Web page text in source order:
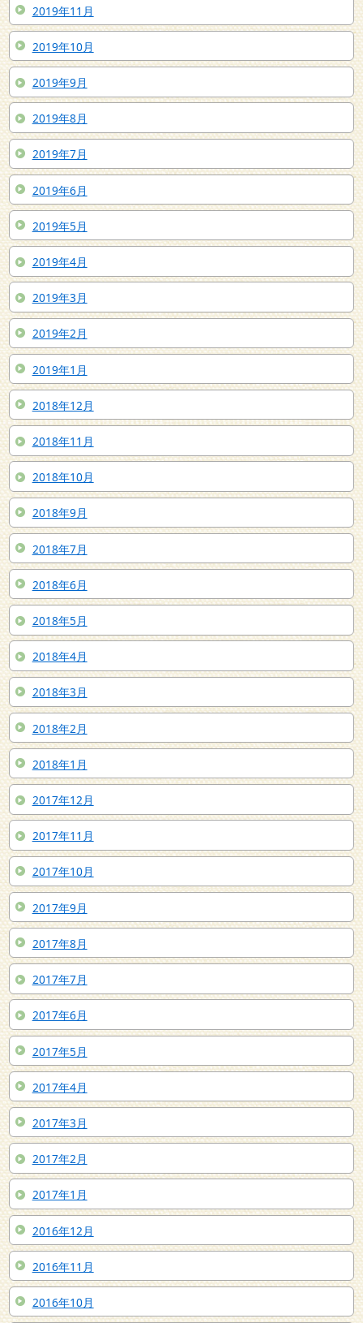
2019年11月
2019年10月
2019年9月
2019年8月
2019年7月
2019年6月
2019年5月
2019年4月
2019年3月
2019年2月
2019年1月
2018年12月
2018年11月
2018年10月
2018年9月
2018年7月
2018年6月
2018年5月
2018年4月
2018年3月
2018年2月
2018年1月
2017年12月
2017年11月
2017年10月
2017年9月
2017年8月
2017年7月
2017年6月
2017年5月
2017年4月
2017年3月
2017年2月
2017年1月
2016年12月
2016年11月
2016年10月